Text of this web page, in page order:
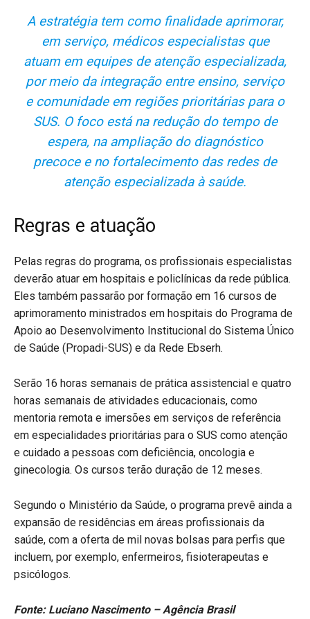
A estratégia tem como finalidade aprimorar,
em serviço, médicos especialistas que
atuam em equipes de atenção especializada,
por meio da integração entre ensino, serviço
e comunidade em regiões prioritárias para o
SUS. O foco está na redução do tempo de
espera, na ampliação do diagnóstico
precoce e no fortalecimento das redes de
atenção especializada à saúde.
Regras e atuação
Pelas regras do programa, os profissionais especialistas
deverão atuar em hospitais e policlínicas da rede pública.
Eles também passarão por formação em 16 cursos de
aprimoramento ministrados em hospitais do Programa de
Apoio ao Desenvolvimento Institucional do Sistema Único
de Saúde (Propadi-SUS) e da Rede Ebserh.
Serão 16 horas semanais de prática assistencial e quatro
horas semanais de atividades educacionais, como
mentoria remota e imersões em serviços de referência
em especialidades prioritárias para o SUS como atenção
e cuidado a pessoas com deficiência, oncologia e
ginecologia. Os cursos terão duração de 12 meses.
Segundo o Ministério da Saúde, o programa prevê ainda a
expansão de residências em áreas profissionais da
saúde, com a oferta de mil novas bolsas para perfis que
incluem, por exemplo, enfermeiros, fisioterapeutas e
psicólogos.
Fonte: Luciano Nascimento – Agência Brasil